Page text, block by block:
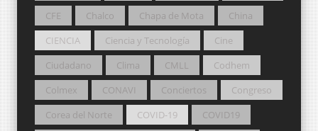
CFE
Chalco Chapa de Mota
China
CIENCIA
Ciencia y Tecnología
Cine
Ciudadano
Clima CMLL
Codhem
Colmex
CONAVI Conciertos
Congreso
Corea del Norte
COVID-19
COVID19